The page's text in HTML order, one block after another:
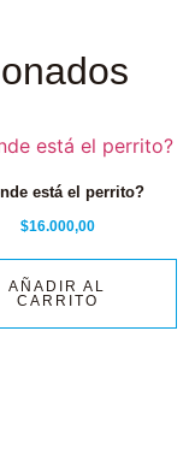
está el perrito?
$16.000,00
AÑADIR AL
CARRITO